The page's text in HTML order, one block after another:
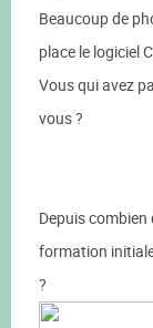
Beaucoup de
place le logiciel
Vous qui avez
vous ?
Depuis
formation
?